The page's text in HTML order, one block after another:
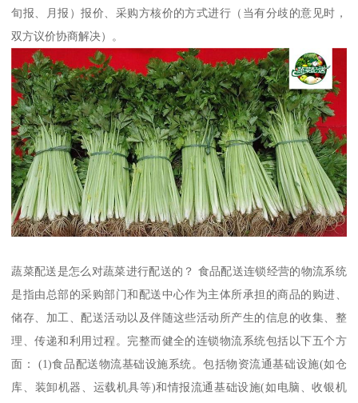
旬报、月报）报价、采购方核价的方式进行（当有分歧的意见时，
双方议价协商解决）。
蔬菜配送是怎么对蔬菜进行配送的？ 食品配送连锁经营的物流系统
是指由总部的采购部门和配送中心作为主体所承担的商品的购进、
储存、加工、配送活动以及伴随这些活动所产生的信息的收集、整
理、传递和利用过程。完整而健全的连锁物流系统包括以下五个方
面： (1)食品配送物流基础设施系统。包括物资流通基础设施(如仓
库、装卸机器、运载机具等)和情报流通基础设施(如电脑、收银机